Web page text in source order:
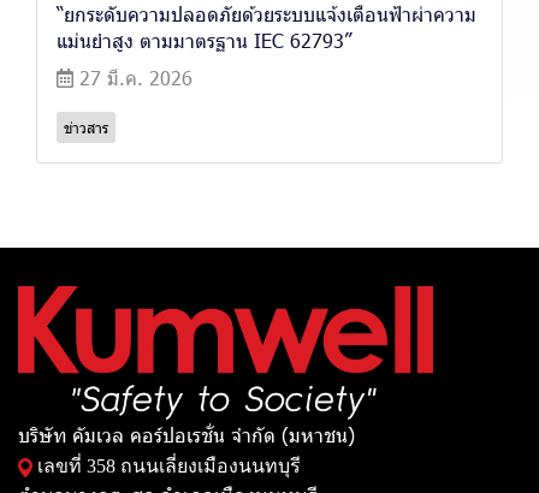
“ยกระดับความปลอดภัยด้วยระบบแจ้งเตือนฟ้าผ่าความ
แม่นยำสูง ตามมาตรฐาน IEC 62793”
27 มี.ค. 2026
ข่าวสาร
บริษัท คัมเวล คอร์ปอเรชั่น จำกัด (มหาชน)
เลขที่ 358 ถนนเลี่ยงเมืองนนทบุรี